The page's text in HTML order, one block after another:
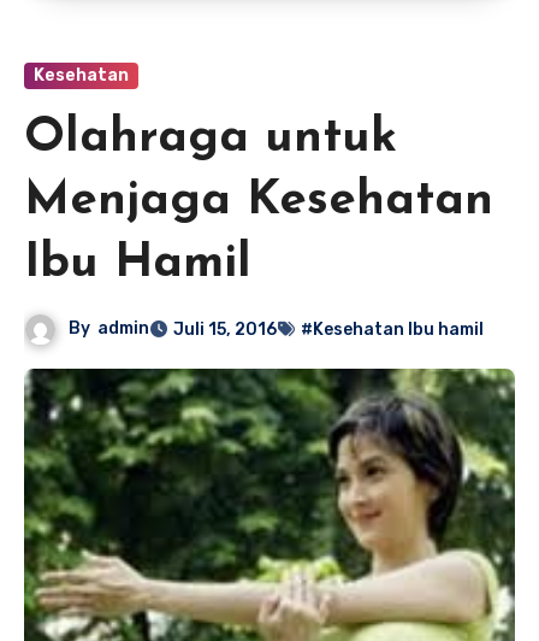
Kesehatan
Olahraga untuk
Menjaga Kesehatan
Ibu Hamil
By admin Juli 15, 2016 #Kesehatan Ibu hamil